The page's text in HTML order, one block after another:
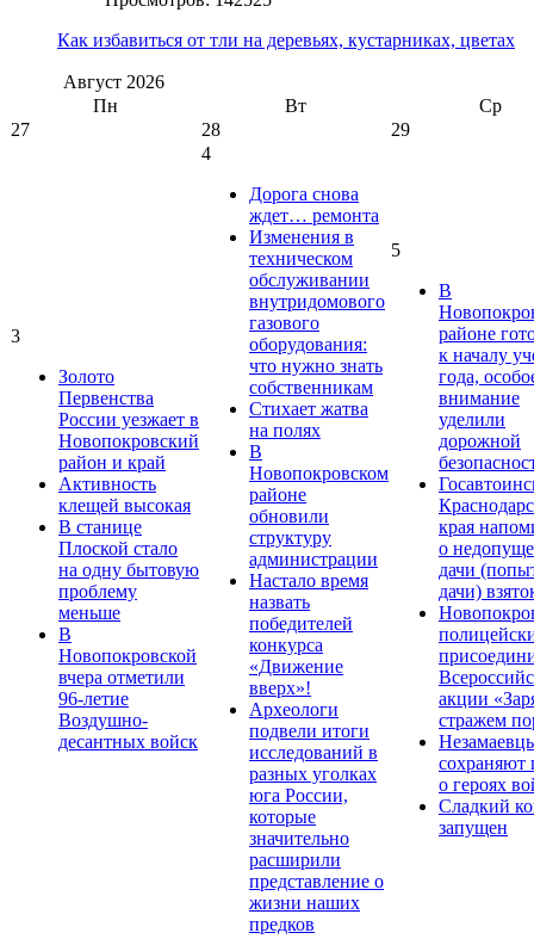
Как избавиться от тли на деревьях, кустарниках, цветах
Август 2026
Пн
Вт
Ср
27
28 29
3
Золото
Первенства
России уезжает в
Новопокровский
район и край
Активность
клещей высокая
В станице
Плоской стало
на одну бытовую
проблему
меньше
В
Новопокровской
вчера отметили
96-летие
Воздушно-
десантных войск
4
Дорога снова
ждет… ремонта
Изменения в
техническом
обслуживании
внутридомового
газового
оборудования:
что нужно знать
собственникам
Стихает жатва
на полях
В
Новопокровском
районе
обновили
структуру
администрации
Настало время
назвать
победителей
конкурса
«Движение
вверх»!
Археологи
подвели итоги
исследований в
разных уголках
юга России,
которые
значительно
расширили
представление о
жизни наших
предков
5
В
районе
к началу
года,
внимание
уделили
дорожной
края
о
дачи
дачи)
акции
стражем
сохраняют
о героях
Сладкий
запущен